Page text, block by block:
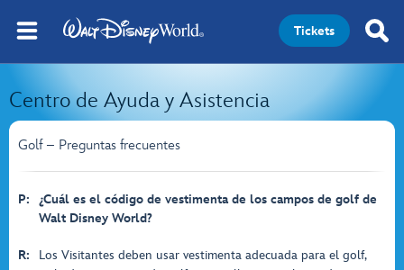
Tickets
Centro de Ayuda y Asistencia
Golf – Preguntas frecuentes
P:
¿Cuál es el código de vestimenta de los campos de golf de
Walt Disney World?
R:
Los Visitantes deben usar vestimenta adecuada para el golf,